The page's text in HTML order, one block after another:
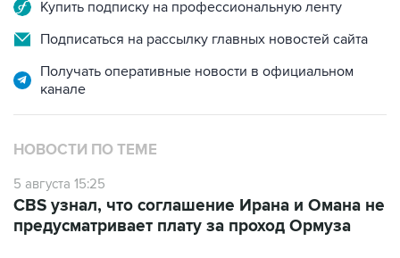
Купить подписку на профессиональную ленту
Подписаться на рассылку главных новостей сайта
Получать оперативные новости в официальном
канале
НОВОСТИ ПО ТЕМЕ
5 августа 15:25
CBS узнал, что соглашение Ирана и Омана не
предусматривает плату за проход Ормуза